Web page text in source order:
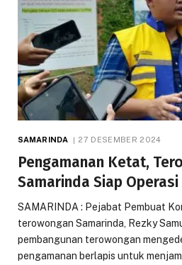
SAMARINDA 27 DESEMBER 2024
Pengamanan Ketat,
Samarinda Siap Operasi
SAMARINDA : Pejabat Pembuat
terowongan Samarinda, Rezky
pembangunan terowongan
pengamanan berlapis untuk